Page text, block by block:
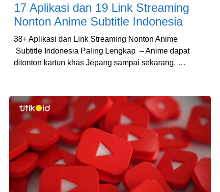
17 Aplikasi dan 19 Link Streaming
Nonton Anime Subtitle Indonesia
38+ Aplikasi dan Link Streaming Nonton Anime
Subtitle Indonesia Paling Lengkap – Anime dapat
ditonton kartun khas Jepang sampai sekarang. …